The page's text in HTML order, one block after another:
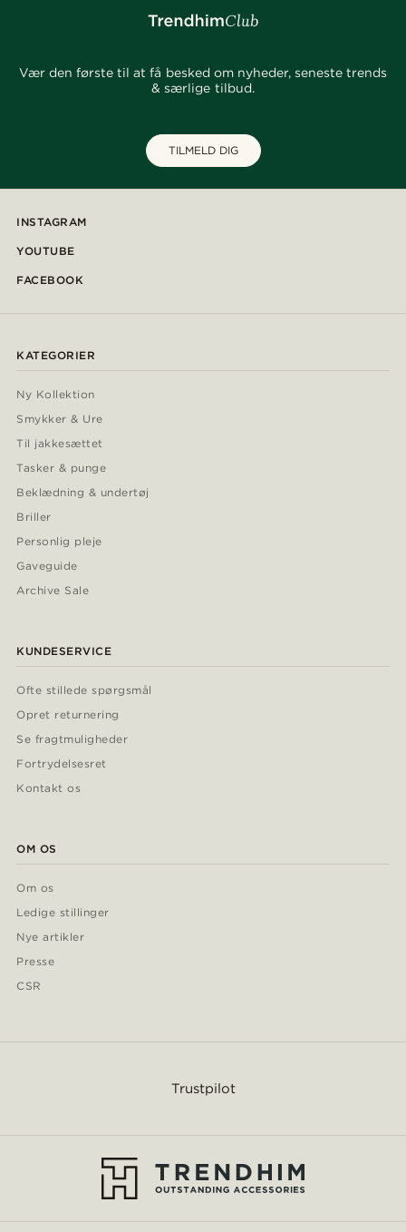
Vær den første til at få besked om nyheder, seneste trends
& særlige tilbud.
TILMELD DIG
INSTAGRAM
YOUTUBE
FACEBOOK
KATEGORIER
Ny Kollektion
Smykker & Ure
Til jakkesættet
Tasker & punge
Beklædning & undertøj
Briller
Personlig pleje
Gaveguide
Archive Sale
KUNDESERVICE
Ofte stillede spørgsmål
Opret returnering
Se fragtmuligheder
Fortrydelsesret
Kontakt os
OM OS
Om os
Ledige stillinger
Nye artikler
Presse
CSR
Trustpilot